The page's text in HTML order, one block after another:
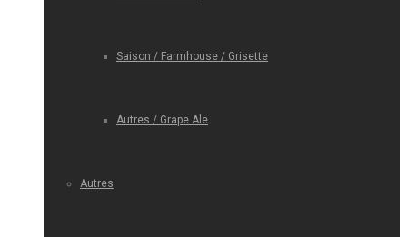
Saison / Farmhouse / Grisette
Autres / Grape Ale
Autres